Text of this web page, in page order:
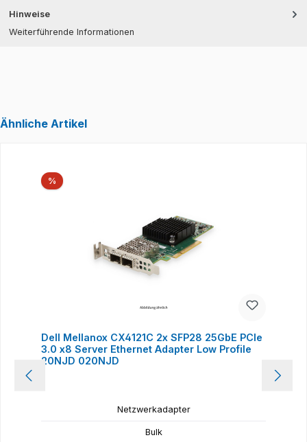
Hinweise
Weiterführende Informationen
Ähnliche Artikel
%Rabatt
Dell Mellanox CX4121C 2x SFP28 25GbE PCIe
3.0 x8 Server Ethernet Adapter Low Profile
20NJD 020NJD
Netzwerkadapter
Bulk